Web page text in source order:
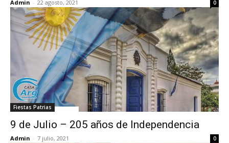
Admin - 22 agosto, 2021 0
Fiestas Patrias
9 de Julio – 205 años de Independencia
Admin - 7 julio, 2021 0